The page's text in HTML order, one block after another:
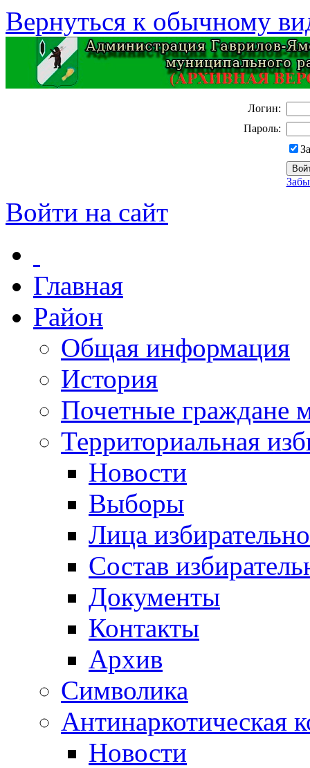
Вернуться к обычному
Логин:
Пароль:
Войти на сайт
Главная
Район
Общая информация
История
Почетные граждане
Территориальная
Новости
Выборы
Лица
Состав
Документы
Контакты
Архив
Символика
Антинаркотическая
Новости